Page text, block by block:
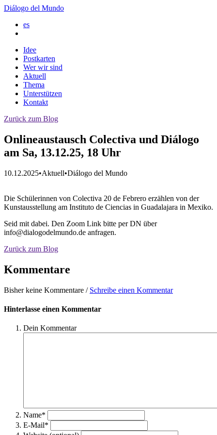
Diálogo del Mundo
es
Idee
Postkarten
Wer wir sind
Aktuell
Thema
Unterstützen
Kontakt
Zurück zum Blog
Onlineaustausch Colectiva und Diálogo
am Sa, 13.12.25, 18 Uhr
10.12.2025•Aktuell•Diálogo del Mundo
Die Schülerinnen von Colectiva 20 de Febrero erzählen von der
Kunstausstellung am Instituto de Ciencias in Guadalajara in Mexiko.
Seid mit dabei. Den Zoom Link bitte per DN über
info@dialogodelmundo.de anfragen.
Zurück zum Blog
Kommentare
Bisher keine Kommentare / Schreibe einen Kommentar
Hinterlasse einen Kommentar
Dein Kommentar
Name*
E-Mail*